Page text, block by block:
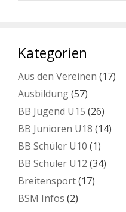
Kategorien
Aus den Vereinen (17)
Ausbildung(57)
BB Jugend U15 (26)
BB Junioren U18 (14)
BB Schüler U10 (1)
BB Schüler U12 (34)
Breitensport(17)
BSM Infos (2)